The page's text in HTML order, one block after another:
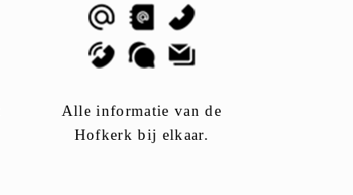
Alle informatie van de
Hofkerk bij elkaar.